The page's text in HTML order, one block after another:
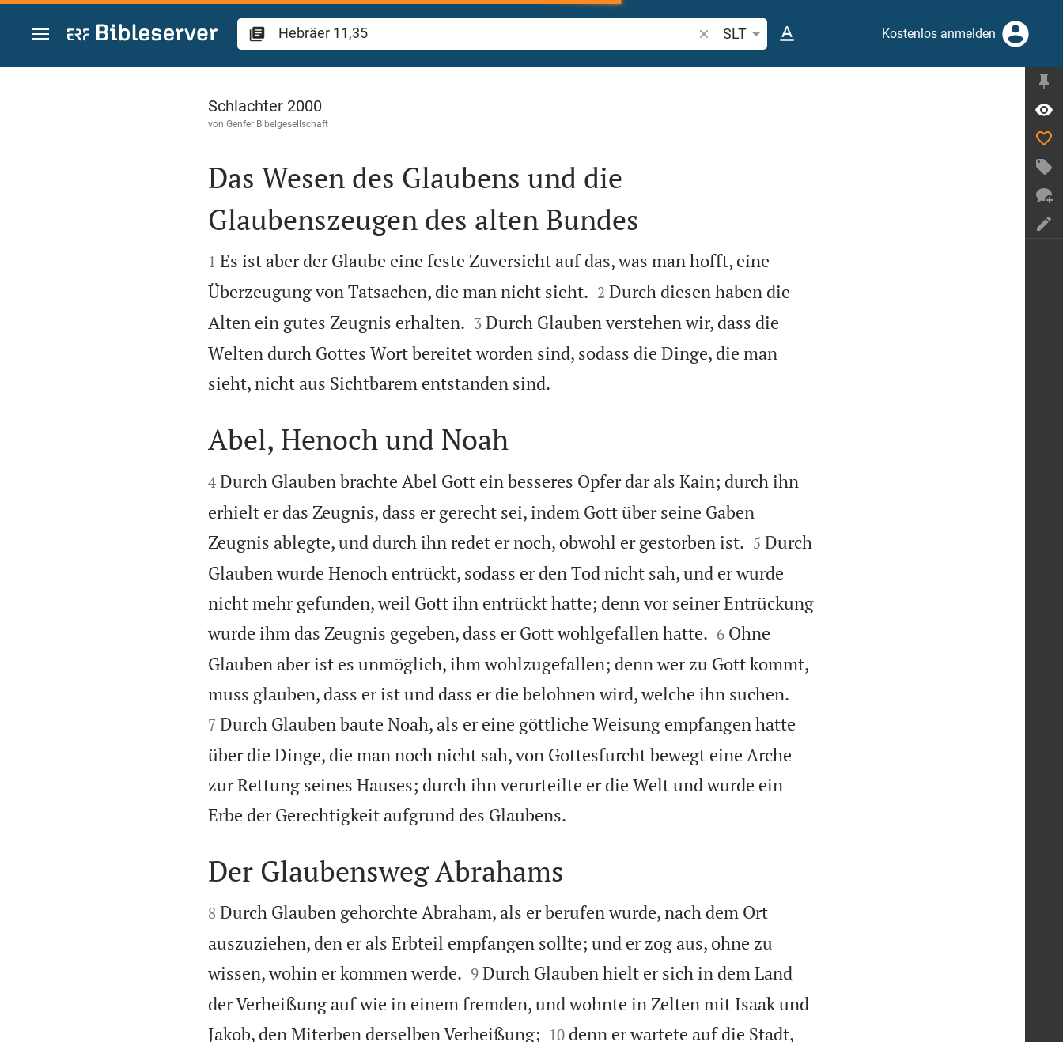
Zum Inhalt springen
Bibelstelle oder Begriff suchen
SLT Kostenlos anmelden
Hebräer 11
Schlachter 2000
von Genfer Bibelgesellschaft

Das Wesen des Glaubens und die
Glaubenszeugen des alten Bundes

1 Es ist aber der Glaube eine feste Zuversicht auf das, was man hofft, eine
Überzeugung von Tatsachen, die man nicht sieht.
2 Durch diesen haben die
Alten ein gutes Zeugnis erhalten.
3 Durch Glauben verstehen wir, dass die
Welten durch Gottes Wort bereitet worden sind, sodass die Dinge, die man
sieht, nicht aus Sichtbarem entstanden sind.

Abel, Henoch und Noah

4 Durch Glauben brachte Abel Gott ein besseres Opfer dar als Kain; durch ihn
erhielt er das Zeugnis, dass er gerecht sei, indem Gott über seine Gaben
Zeugnis ablegte, und durch ihn redet er noch, obwohl er gestorben ist.
5 Durch
Glauben wurde Henoch entrückt, sodass er den Tod nicht sah, und er wurde
nicht mehr gefunden, weil Gott ihn entrückt hatte; denn vor seiner Entrückung
wurde ihm das Zeugnis gegeben, dass er Gott wohlgefallen hatte.
6 Ohne
Glauben aber ist es unmöglich, ihm wohlzugefallen; denn wer zu Gott kommt,
muss glauben, dass er ist und dass er die belohnen wird, welche ihn suchen.
7 Durch Glauben baute Noah, als er eine göttliche Weisung empfangen hatte
über die Dinge, die man noch nicht sah, von Gottesfurcht bewegt eine Arche
zur Rettung seines Hauses; durch ihn verurteilte er die Welt und wurde ein
Erbe der Gerechtigkeit aufgrund des Glaubens.

Der Glaubensweg Abrahams

8 Durch Glauben gehorchte Abraham, als er berufen wurde, nach dem Ort
auszuziehen, den er als Erbteil empfangen sollte; und er zog aus, ohne zu
wissen, wohin er kommen werde.
9 Durch Glauben hielt er sich in dem Land
der Verheißung auf wie in einem fremden, und wohnte in Zelten mit Isaak und
Jakob, den Miterben derselben Verheißung;
10 denn er wartete auf die Stadt,